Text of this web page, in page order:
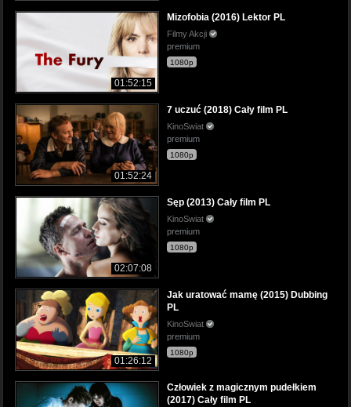
01:52:15
Mizofobia (2016) Lektor PL
Filmy Akcji
premium
1080p
01:52:24
7 uczuć (2018) Cały film PL
KinoSwiat
premium
1080p
02:07:08
Sęp (2013) Cały film PL
KinoSwiat
premium
1080p
01:26:12
Jak uratować mamę (2015) Dubbing
PL
KinoSwiat
premium
1080p
Człowiek z magicznym pudełkiem
(2017) Cały film PL